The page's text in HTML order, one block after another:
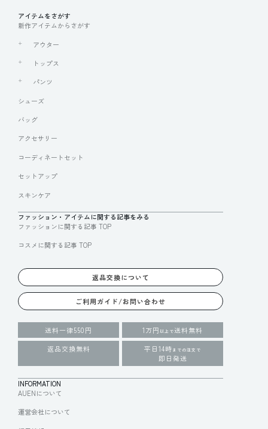
アイテムをさがす
新作アイテムからさがす
アウター
トップス
パンツ
シューズ
バッグ
アクセサリー
コーディネートセット
セットアップ
スキンケア
ファッション・アイテムに関する記事をみる
ファッションに関する記事 TOP
コスメに関する記事 TOP
返品交換について
ご利用ガイド/お問い合わせ
送料一律550円 1万円 以上で送料無料
返品交換無料
平日14時 までの注文で
即日発送
INFORMATION
AUENについて
運営会社について